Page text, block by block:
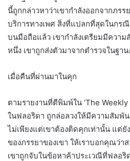
นี้ถูกกล่าวหาว่าเขากำลังออกจากภร
บริการทางเพศ สิ่งที่แปลกที่สุดในกร
บนมือถือแล้ว เขากำลังเตรียมมีควา
หนึ่ง เขาถูกส่งตัวมาจากตำรวจในฐา
เมื่อคืนที่ผ่านมาในคุก
ตามรายงานที่ตีพิมพ์ใน ‘The
ในฟลอริดา ถูกล่อลวงให้มีความสัมพั
ไม่เพียงแต่เขาต้องติดคุกเท่านั้น แต่
ของภรรยาของเขา ให้เราบอกคุณว่า
เขาถูกจับในข้อหาค้าประเวณีที่ฟลอ